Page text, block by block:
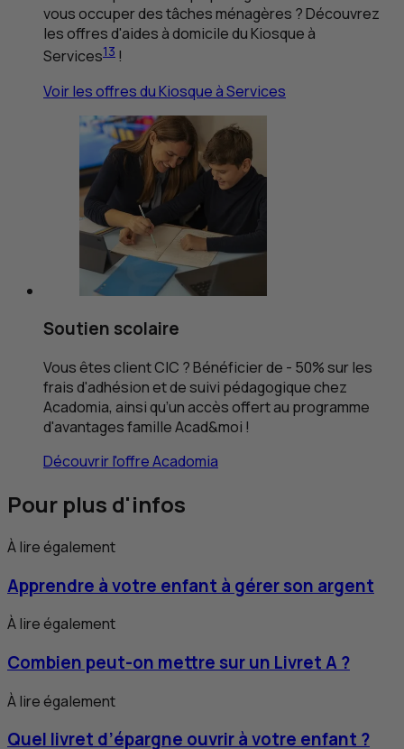
vous occuper des tâches ménagères ? Découvrez
les offres d'aides à domicile du Kiosque à
Services13 !
Voir les offres du Kiosque à Services
Soutien scolaire
Vous êtes clientCIC ? Bénéficier de - 50% sur les
frais d'adhésion et de suivi pédagogique chez
Acadomia, ainsi qu’un accès offert au programme
d'avantages famille Acad&moi !
Découvrir l'offre Acadomia
Pour plus d'infos
À lire également
Apprendre à votre enfant à gérer son argent
À lire également
Combien peut-on mettre sur un Livret A ?
À lire également
Quel livret d’épargne ouvrir à votre enfant ?